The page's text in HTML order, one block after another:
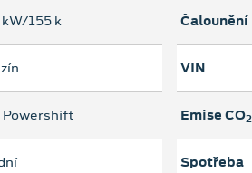
kW/155 k
Powershift
Čalounění
VIN
Emise CO2
Spotřeba